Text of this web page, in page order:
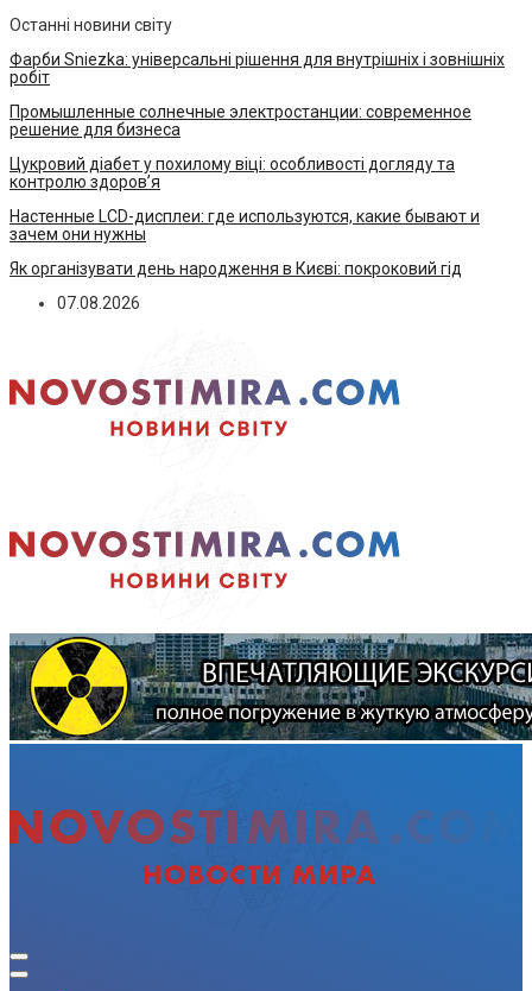
Останні новини світу
Фарби Sniezka: універсальні рішення для внутрішніх і зовнішніх
робіт
Промышленные солнечные электростанции: современное
решение для бизнеса
Цукровий діабет у похилому віці: особливості догляду та
контролю здоров’я
Настенные LCD-дисплеи: где используются, какие бывают и
зачем они нужны
Як організувати день народження в Києві: покроковий гід
07.08.2026